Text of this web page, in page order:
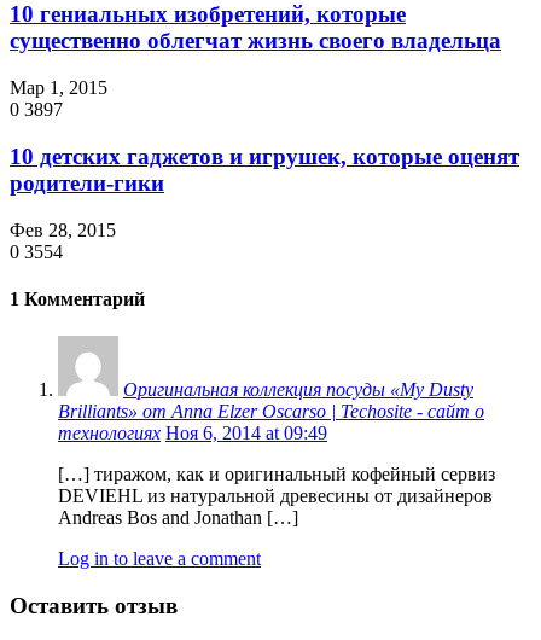
10 гениальных изобретений, которые
существенно облегчат жизнь своего владельца
Мар 1, 2015
0 3897
10 детских гаджетов и игрушек, которые оценят
родители-гики
Фев 28, 2015
0 3554
1 Комментарий
Оригинальная коллекция посуды «My Dusty
Brilliants» от Anna Elzer Oscarso | Techosite - сайт о
технологиях Ноя 6, 2014 at 09:49
[…] тиражом, как и оригинальный кофейный сервиз
DEVIEHL из натуральной древесины от дизайнеров
Andreas Bоs and Jonathan […]
Log in to leave a comment
Оставить отзыв